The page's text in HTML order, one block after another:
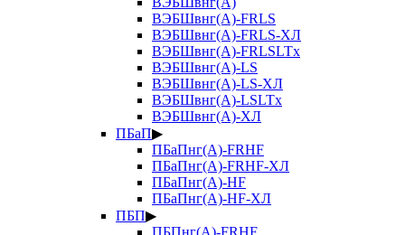
ВЭБШвнг(А)-FRLS
ВЭБШвнг(А)-FRLS-ХЛ
ВЭБШвнг(А)-FRLSLTx
ВЭБШвнг(А)-LS
ВЭБШвнг(А)-LS-ХЛ
ВЭБШвнг(А)-LSLTx
ВЭБШвнг(А)-ХЛ
ПБаП▶
ПБаПнг(А)-FRHF
ПБаПнг(А)-FRHF-ХЛ
ПБаПнг(А)-HF
ПБаПнг(А)-HF-ХЛ
ПБП▶
ПБПнг(А)-FRHF